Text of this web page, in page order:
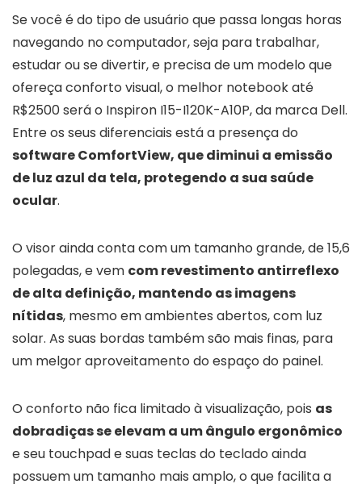
Se você é do tipo de usuário que passa longas horas
navegando no computador, seja para trabalhar,
estudar ou se divertir, e precisa de um modelo que
ofereça conforto visual, o melhor notebook até
R$2500 será o Inspiron I15-I120K-A10P, da marca Dell.
Entre os seus diferenciais está a presença do
software ComfortView, que diminui a emissão
de luz azul da tela, protegendo a sua saúde
ocular.
O visor ainda conta com um tamanho grande, de 15,6
polegadas, e vem com revestimento antirreflexo
de alta definição, mantendo as imagens
nítidas, mesmo em ambientes abertos, com luz
solar. As suas bordas também são mais finas, para
um melgor aproveitamento do espaço do painel.
O conforto não fica limitado à visualização, pois as
dobradiças se elevam a um ângulo ergonômico
e seu touchpad e suas teclas do teclado ainda
possuem um tamanho mais amplo, o que facilita a